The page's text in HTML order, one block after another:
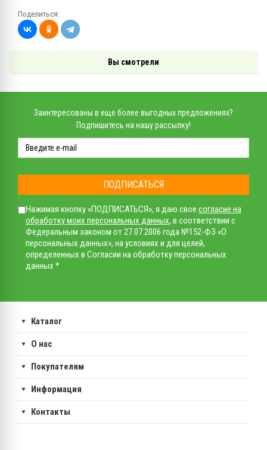
Поделиться:
Вы смотрели
Заинтересованы в еще более выгодных предложениях?
Подпишитесь на нашу рассылку!
ПОДПИСАТЬСЯ
Нажимая кнопку «ПОДПИСАТЬСЯ», я даю свое согласие на
обработку моих персональных данных, в соответствии с
Федеральным законом от 27.07.2006 года №152-ФЗ «О
персональных данных», на условиях и для целей,
определенных в Согласии на обработку персональных
данных *
Каталог
О нас
Покупателям
Информация
Контакты